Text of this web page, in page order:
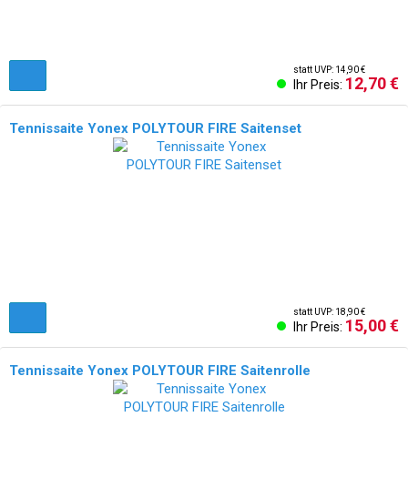
statt UVP: 14,90 €
Ihr Preis: 12,70 €
Tennissaite Yonex POLYTOUR FIRE Saitenset
statt UVP: 18,90 €
Ihr Preis: 15,00 €
Tennissaite Yonex POLYTOUR FIRE Saitenrolle